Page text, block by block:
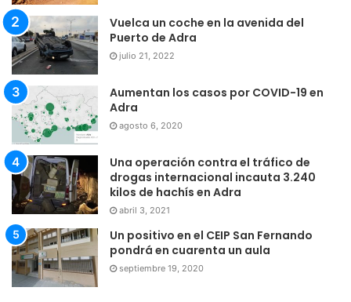
Vuelca un coche en la avenida del
Puerto de Adra
julio 21, 2022
Aumentan los casos por COVID-19 en
Adra
agosto 6, 2020
Una operación contra el tráfico de
drogas internacional incauta 3.240
kilos de hachís en Adra
abril 3, 2021
Un positivo en el CEIP San Fernando
pondrá en cuarenta un aula
septiembre 19, 2020